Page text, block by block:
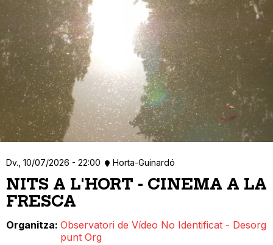
Dv., 10/07/2026 - 22:00 Horta-Guinardó
NITS A L'HORT - CINEMA A LA
FRESCA
Organitza Observatori de Vídeo No Identificat - Desorg
punt Org